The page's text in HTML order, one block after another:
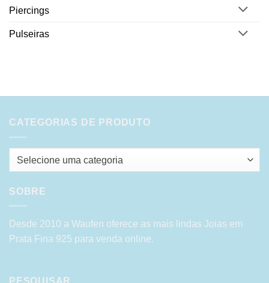
Piercings
Pulseiras
CATEGORIAS DE PRODUTO
Selecione uma categoria
SOBRE
Desde 2010 a Waufen oferece as mais lindas Joias em
Prata Fina 925 para venda online.